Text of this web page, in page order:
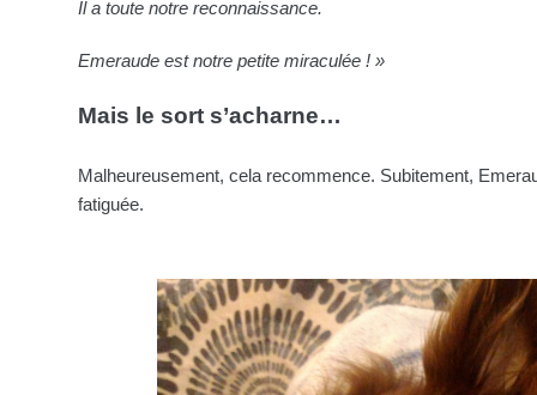
Il a toute notre reconnaissance.
Emeraude est notre petite miraculée ! »
Mais le sort s’acharne…
Malheureusement, cela recommence. Subitement,
fatiguée.